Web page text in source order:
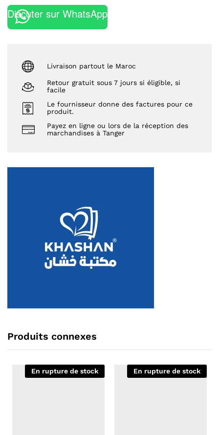
Discuter sur WhatsApp
Livraison partout le Maroc
Retour gratuit sous 7 jours si éligible, si
facile
Le fournisseur donne des factures pour ce
produit.
Payez en ligne ou lors de la réception des
marchandises à Tanger
Produits connexes
En rupture de stock En rupture de stock